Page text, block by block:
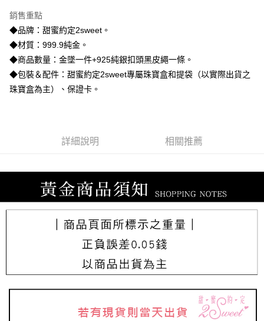
台新國際商業銀行
台灣樂天信用卡公司
元大商業銀行
玉山商業銀行
台灣樂天信用卡公司
ATM付款
運送方式
宅配
每筆NT$80，滿NT$1,000(含以上)免運費
銷售重點
◆品牌：甜蜜約定2sweet。
◆材質：999.9純金。
◆商品數量：金墜一件+925純銀扣頭黑皮繩一條。
◆包裝＆配件：甜蜜約定2sweet專屬珠寶盒和提袋（以實際出貨之
珠寶盒為主）、保證卡。
詳細說明 相關推薦